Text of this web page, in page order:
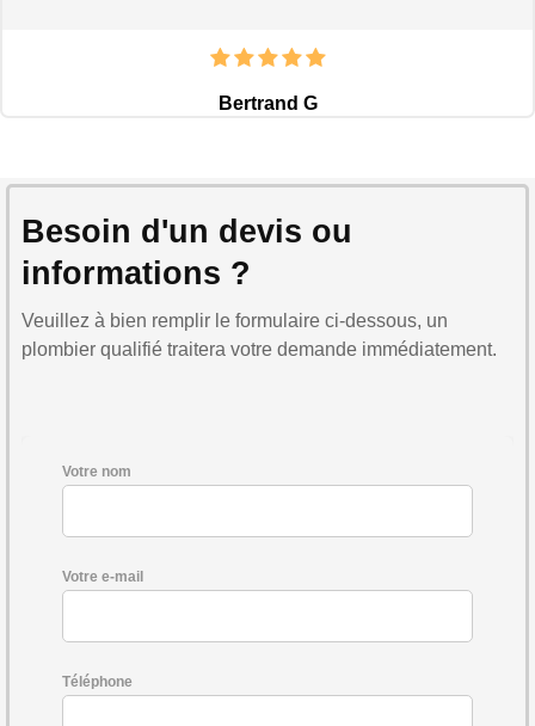
Bertrand G
Besoin d'un devis ou
informations ?
Veuillez à bien remplir le formulaire ci-dessous, un
plombier qualifié traitera votre demande immédiatement.
Votre nom
Votre e-mail
Téléphone